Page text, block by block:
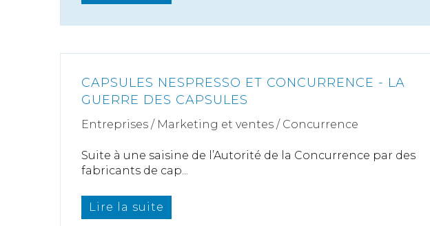
CAPSULES NESPRESSO ET CONCURRENCE - LA
GUERRE DES CAPSULES
Entreprises / Marketing et ventes / Concurrence
Suite à une saisine de l’Autorité de la Concurrence par des
fabricants de cap...
Lire la suite